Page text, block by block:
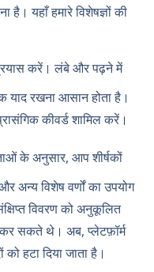
यहाँ हमारे विशेषज्ञों की
प्रयास करें। लंबे और पढ़ने में
याद रखना आसान होता है।
कीवर्ड शामिल करें।
के अनुसार, आप शीर्षकों
अन्य विशेष वर्णों का उपयोग
विवरण को अनुकूलित
सकते थे। अब, प्लेटफ़ॉर्म
हटा दिया जाता है।